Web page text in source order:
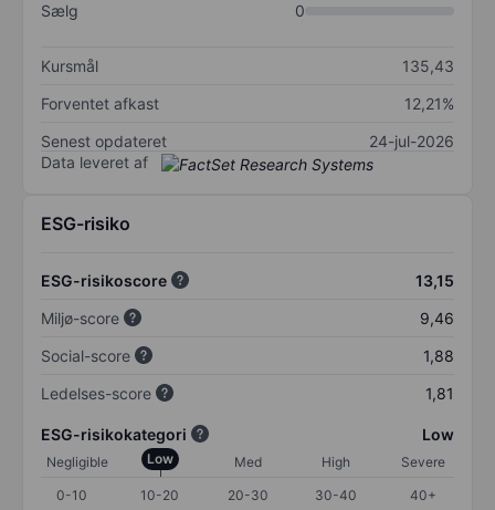
Sælg
0
Kursmål
135,43
Forventet afkast
12,21%
Senest opdateret
24-jul-2026
Data leveret af
ESG-risiko
ESG-risikoscore
13,15
Miljø-score
9,46
Social-score
1,88
Ledelses-score
1,81
ESG-risikokategori Low
Negligible Low Med High
Severe
0-10
10-20 20-30 30-40 40+